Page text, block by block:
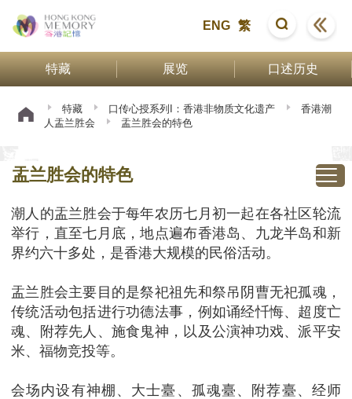
ENG 繁
特藏 展览 口述历史
特藏 口传心授系列I：香港非物质文化遗产
香港潮
人盂兰胜会
盂兰胜会的特色
盂兰胜会的特色
潮人的盂兰胜会于每年农历七月初一起在各社区轮流
举行，直至七月底，地点遍布香港岛、九龙半岛和新
界约六十多处，是香港大规模的民俗活动。
盂兰胜会主要目的是祭祀祖先和祭吊阴曹无祀孤魂，
传统活动包括进行功德法事，例如诵经忏悔、超度亡
魂、附荐先人、施食鬼神，以及公演神功戏、派平安
米、福物竞投等。
会场内设有神棚、大士臺、孤魂臺、附荐臺、经师